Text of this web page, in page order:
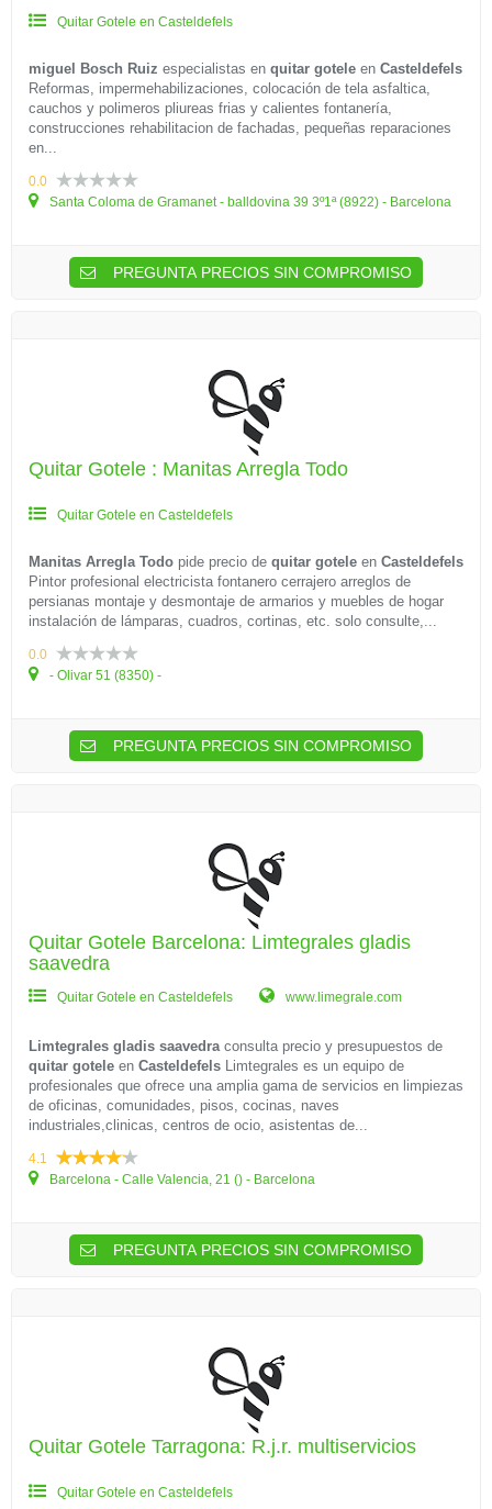
Quitar Gotele en Casteldefels
miguel Bosch Ruiz especialistas en quitar gotele en Casteldefels
Reformas, impermehabilizaciones, colocación de tela asfaltica,
cauchos y polimeros pliureas frias y calientes fontanería,
construcciones rehabilitacion de fachadas, pequeñas reparaciones
en...
0.0
Santa Coloma de Gramanet - balldovina 39 3º1ª (8922) - Barcelona
PREGUNTA PRECIOS SIN COMPROMISO
Quitar Gotele : Manitas Arregla Todo
Quitar Gotele en Casteldefels
Manitas Arregla Todo pide precio de quitar gotele en Casteldefels
Pintor profesional electricista fontanero cerrajero arreglos de
persianas montaje y desmontaje de armarios y muebles de hogar
instalación de lámparas, cuadros, cortinas, etc. solo consulte,...
0.0
- Olivar 51 (8350) -
PREGUNTA PRECIOS SIN COMPROMISO
Quitar Gotele Barcelona: Limtegrales gladis
saavedra
Quitar Gotele en Casteldefels www.limegrale.com
Limtegrales gladis saavedraconsulta precio y presupuestos de
quitar gotele en Casteldefels Limtegrales es un equipo de
profesionales que ofrece una amplia gama de servicios en limpiezas
de oficinas, comunidades, pisos, cocinas, naves
industriales,clinicas, centros de ocio, asistentas de...
4.1
Barcelona - Calle Valencia, 21 () - Barcelona
PREGUNTA PRECIOS SIN COMPROMISO
Quitar Gotele Tarragona: R.j.r. multiservicios
Quitar Gotele en Casteldefels